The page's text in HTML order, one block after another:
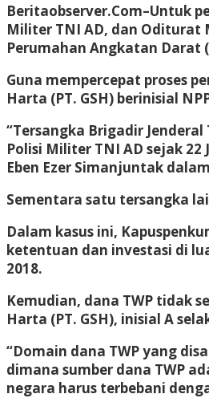
Beritaobserver.Com–Untuk
Militer TNI AD, dan Oditurat
Perumahan Angkatan Darat
Guna mempercepat proses
Harta (PT. GSH) berinisial
“Tersangka Brigadir
Polisi Militer TNI AD sejak
Eben Ezer Simanjuntak
Sementara satu tersangka
Dalam kasus ini,
ketentuan dan investasi di
2018.
Kemudian, dana TWP tidak
Harta (PT. GSH), inisial A
“Domain dana TWP yang
dimana sumber dana TWP
negara harus terbebani